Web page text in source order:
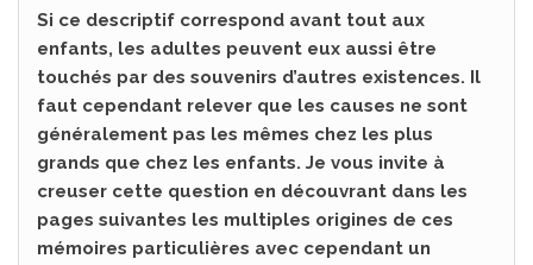
Si ce descriptif correspond avant tout aux
enfants, les adultes peuvent eux aussi être
touchés par des souvenirs d’autres existences. Il
faut cependant relever que les causes ne sont
généralement pas les mêmes chez les plus
grands que chez les enfants. Je vous invite à
creuser cette question en découvrant dans les
pages suivantes les multiples origines de ces
mémoires particulières avec cependant un